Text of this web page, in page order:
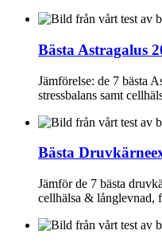
Bästa Astragalus
Jämförelse: de 7 bästa
stressbalans samt
Bästa
Jämför de 7 bästa
cellhälsa & långlevnad,